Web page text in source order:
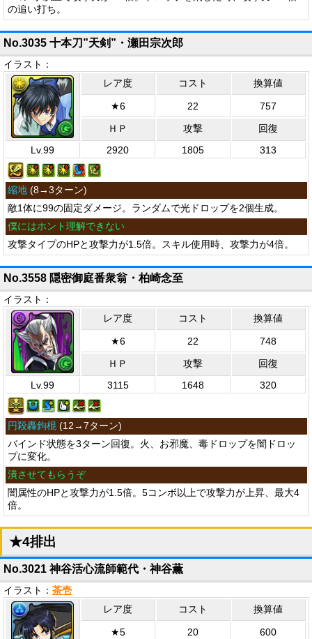
の追い打ち。
No.3035 十本刀”天剣”・瀬田宗次郎
イラスト：
レア度 コスト 換算値
★6 22
757
ＨＰ
攻撃
回復
Lv.99
2920 1805 313
縮地 (8→3ターン)
敵1体に99の固定ダメージ。ランダムで光ドロップを2個生成。
僕にはホント理解できない
攻撃タイプのHPと攻撃力が1.5倍。スキル使用時、攻撃力が4倍。
No.3558 隠密御庭番衆翁・柏崎念至
イラスト：
レア度 コスト 換算値
★6 22
748
ＨＰ
攻撃
回復
Lv.99
3115 1648 320
円殺轟鉤棍 (12→7ターン)
バインド状態を3ターン回復。火、お邪魔、毒ドロップを闇ドロッ
プに変化。
潰させてもらうぞ
闇属性のHPと攻撃力が1.5倍。5コンボ以上で攻撃力が上昇、最大4
倍。
★4排出
No.3021 神谷活心流師範代・神谷薫
イラスト： 茶壱
レア度 コスト 換算値
★5 20
600